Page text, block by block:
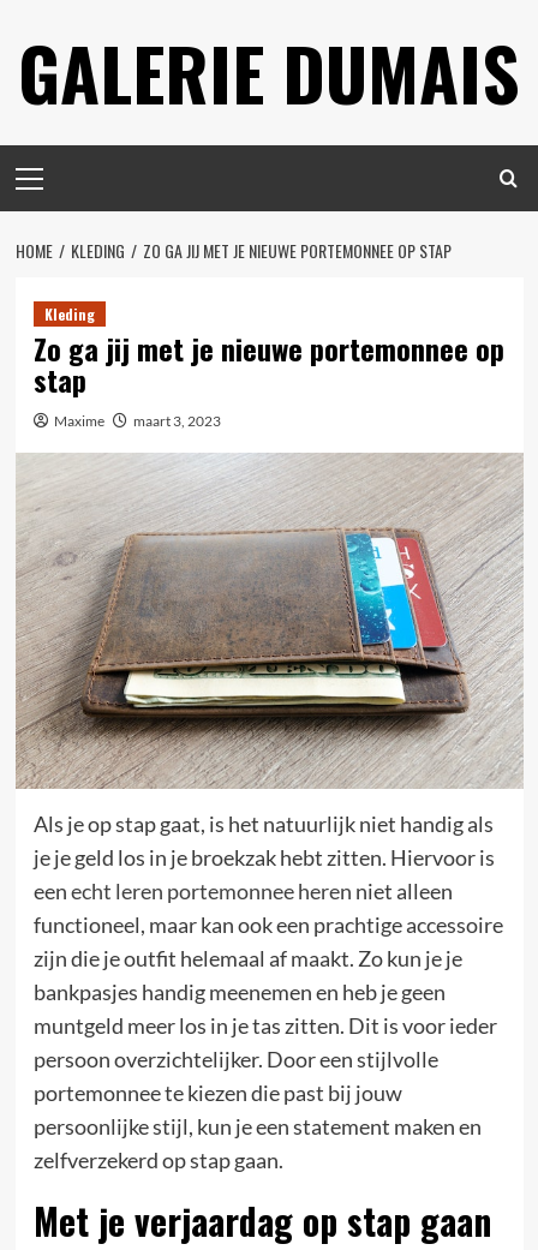
naar
inhoud
GALERIE DUMAIS
menu
HOME KLEDING ZO GA JIJ MET JE NIEUWE PORTEMONNEE OP STAP
Kleding
Zo ga jij met je nieuwe portemonnee op
stap
Maxime maart 3, 2023
Als je op stap gaat, is het natuurlijk niet handig als
je je geld los in je broekzak hebt zitten. Hiervoor is
eenecht leren portemonnee heren niet alleen
functioneel, maar kan ook een prachtige accessoire
zijn die je outfit helemaal af maakt. Zo kun je je
bankpasjes handig meenemen en heb je geen
muntgeld meer los in je tas zitten. Dit is voor ieder
persoon overzichtelijker. Door een stijlvolle
portemonnee te kiezen die past bij jouw
persoonlijke stijl, kun je een statement maken en
zelfverzekerd op stap gaan.
Met je verjaardag op stap gaan